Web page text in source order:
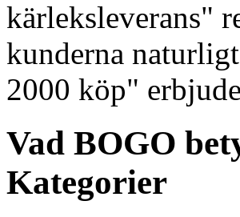
kärleksleverans"
kunderna
2000 köp"
Vad BOGO
Kategorier